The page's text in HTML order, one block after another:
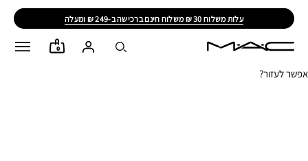
עלות משלוח 30 ₪ משלוח חינם ברכישה ב-249 ₪ ומעלה
0
אפשר לעזור?